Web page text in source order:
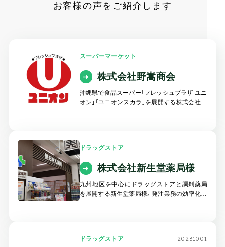
お客様の声をご紹介します
スーパーマーケット
株式会社野嵩商会
沖縄県で食品スーパー「フレッシュプラザ ユニ
オン」「ユニオンスカラ」を展開する株式会社野
ムを導入しました。
ドラッグストア
株式会社新生堂薬局様
九州地区を中心にドラッグストアと調剤薬局
を展開する新生堂薬局様。発注業務の効率化や
ドラッグストア
20231001